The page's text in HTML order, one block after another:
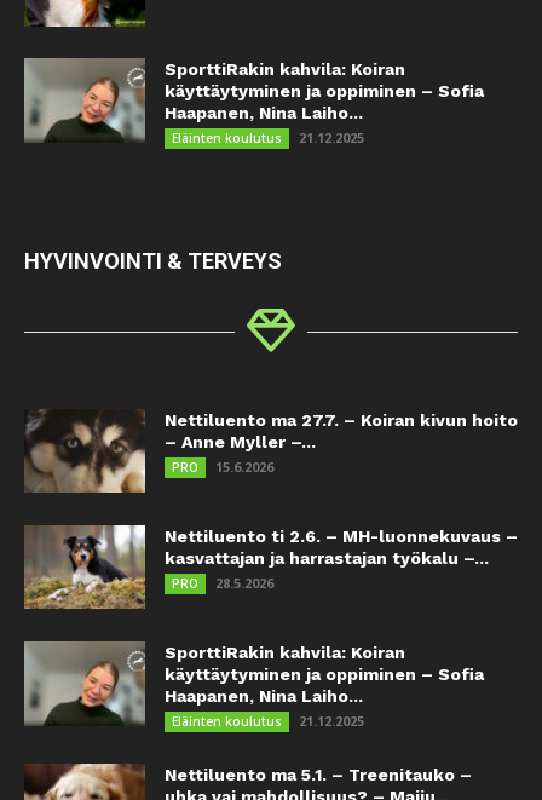
SporttiRakin kahvila: Koiran
käyttäytyminen ja oppiminen – Sofia
Haapanen, Nina Laiho...
Eläinten koulutus 21.12.2025
HYVINVOINTI & TERVEYS
Nettiluento ma 27.7. – Koiran kivun hoito
– Anne Myller –...
PRO 15.6.2026
Nettiluento ti 2.6. – MH-luonnekuvaus –
kasvattajan ja harrastajan työkalu –...
PRO 28.5.2026
SporttiRakin kahvila: Koiran
käyttäytyminen ja oppiminen – Sofia
Haapanen, Nina Laiho...
Eläinten koulutus 21.12.2025
Nettiluento ma 5.1. – Treenitauko –